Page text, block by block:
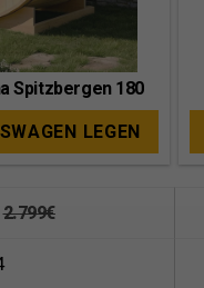
Spitzbergen 180
LEGEN
2.799€